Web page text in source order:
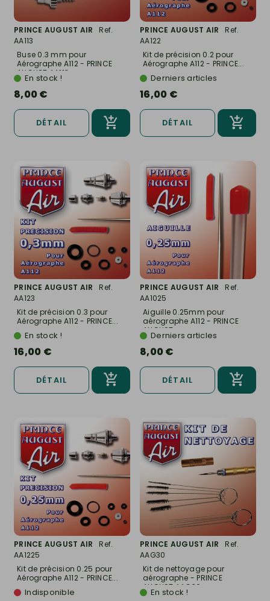
PRINCE AUGUST AIR
Ref.
AA113
Buse 0.3 mm pour
Aérographe A112 - PRINCE
AUGUST AA113
En stock !
8,00 €
DÉTAIL
PRINCE AUGUST AIR
Ref.
AA122
Kit de précision 0.2 pour
Aérographe A112 - PRINCE...
Derniers articles
16,00 €
DÉTAIL
PRINCE AUGUST AIR
Ref.
AA123
Kit de précision 0.3 pour
Aérographe A112 - PRINCE...
En stock !
16,00 €
DÉTAIL
PRINCE AUGUST AIR
Ref.
AA1025
Aiguille 0.25mm pour
aérographe A112 - PRINCE
AUGUST...
Derniers articles
8,00 €
DÉTAIL
PRINCE AUGUST AIR
Ref.
AA1225
Kit de précision 0.25 pour
Aérographe A112 - PRINCE...
Indisponible
PRINCE AUGUST AIR
Ref.
AAG30
Kit de nettoyage pour
aérographe - PRINCE
AUGUST AAG30
En stock !